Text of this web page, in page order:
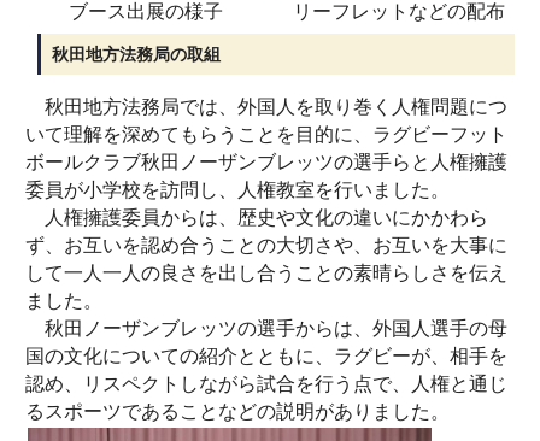
ブース出展の様子 リーフレットなどの配布
秋田地方法務局の取組
秋田地方法務局では、外国人を取り巻く人権問題につ
いて理解を深めてもらうことを目的に、ラグビーフット
ボールクラブ秋田ノーザンブレッツの選手らと人権擁護
委員が小学校を訪問し、人権教室を行いました。
人権擁護委員からは、歴史や文化の違いにかかわら
ず、お互いを認め合うことの大切さや、お互いを大事に
して一人一人の良さを出し合うことの素晴らしさを伝え
ました。
秋田ノーザンブレッツの選手からは、外国人選手の母
国の文化についての紹介とともに、ラグビーが、相手を
認め、リスペクトしながら試合を行う点で、人権と通じ
るスポーツであることなどの説明がありました。